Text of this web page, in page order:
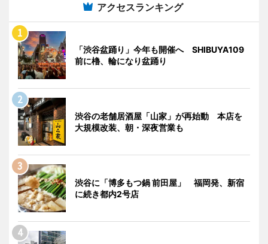
アクセスランキング
「渋谷盆踊り」今年も開催へ SHIBUYA109
前に櫓、輪になり盆踊り
渋谷の老舗居酒屋「山家」が再始動 本店を
大規模改装、朝・深夜営業も
渋谷に「博多もつ鍋 前田屋」 福岡発、新宿
に続き都内2号店